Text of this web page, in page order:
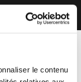
le contenu